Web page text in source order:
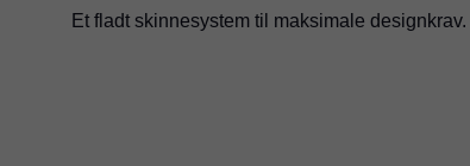
Et fladt skinnesystem til maksimale designkrav.